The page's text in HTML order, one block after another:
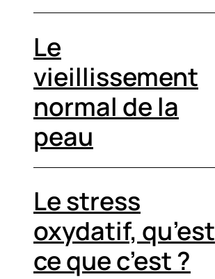
Le
vieillissement
normal de la
peau
Le stress
oxydatif, qu’est
ce que c’est ?